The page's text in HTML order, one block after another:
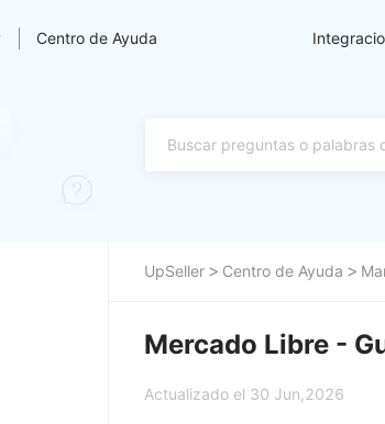
Centro de Ayuda
UpSeller Centro de Ayuda
Mercado Libre -
Actualizado el 30 Jun,2026